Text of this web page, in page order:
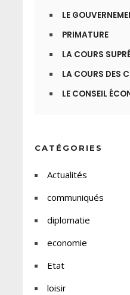
LE
PRIMATURE
LA COURS
LA COURS DES
LE CONSEIL
CATÉGORIES
Actualités
communiqués
diplomatie
economie
Etat
loisir